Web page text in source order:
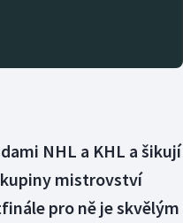
NHL a KHL a šikují
mistrovství
pro ně je skvělým